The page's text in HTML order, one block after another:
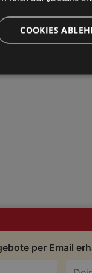
per Email
COOKIES